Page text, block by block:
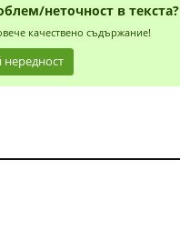
неточност в текста?
качествено съдържание!
нередност